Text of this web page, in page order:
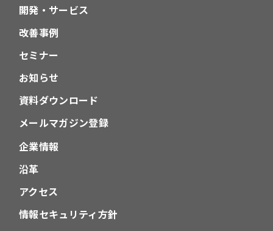
開発・サービス
改善事例
セミナー
お知らせ
資料ダウンロード
メールマガジン登録
企業情報
沿革
アクセス
情報セキュリティ方針